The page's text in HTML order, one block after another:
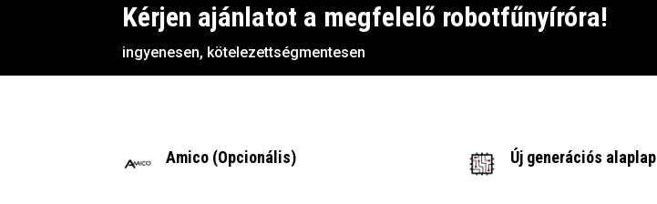
Kérjen ajánlatot a megfelelő robotfűnyíróra!
ingyenesen, kötelezettségmentesen
Amico (Opcionális) Új generációs alaplap